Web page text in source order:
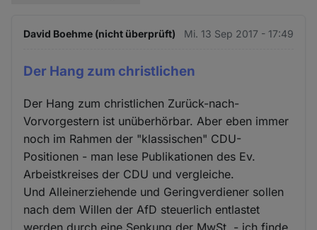
David Boehme (nicht überprüft) Mi. 13 Sep 2017 - 17:49
Der Hang zum christlichen
Der Hang zum christlichen Zurück-nach-
Vorvorgestern ist unüberhörbar. Aber eben immer
noch im Rahmen der "klassischen" CDU-
Positionen - man lese Publikationen des Ev.
Arbeistkreises der CDU und vergleiche.
Und Alleinerziehende und Geringverdiener sollen
nach dem Willen der AfD steuerlich entlastet